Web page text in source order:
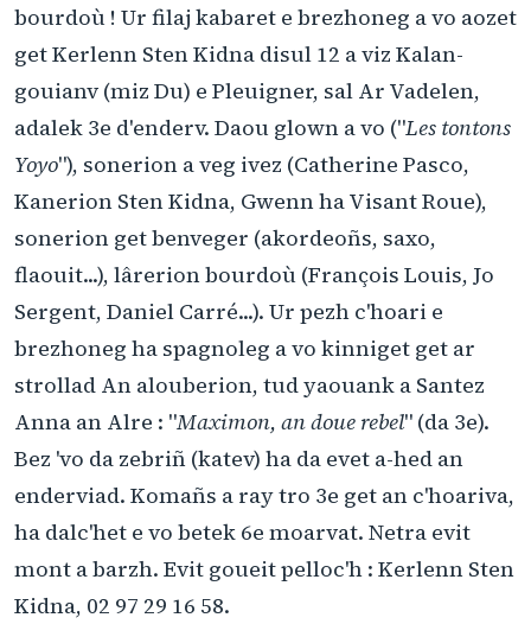
bourdoù ! Ur filaj kabaret e brezhoneg a vo aozet
get Kerlenn Sten Kidna disul 12 a viz Kalan-
gouianv (miz Du) e Pleuigner, sal Ar Vadelen,
adalek 3e d'enderv. Daou glown a vo ("Les tontons
Yoyo"), sonerion a veg ivez (Catherine Pasco,
Kanerion Sten Kidna, Gwenn ha Visant Roue),
sonerion get benveger (akordeoñs, saxo,
flaouit...), lârerion bourdoù (François Louis, Jo
Sergent, Daniel Carré...). Ur pezh c'hoari e
brezhoneg ha spagnoleg a vo kinniget get ar
strollad An alouberion, tud yaouank a Santez
Anna an Alre : "Maximon, an doue rebel" (da 3e).
Bez 'vo da zebriñ (katev) ha da evet a-hed an
enderviad. Komañs a ray tro 3e get an c'hoariva,
ha dalc'het e vo betek 6e moarvat. Netra evit
mont a barzh. Evit goueit pelloc'h : Kerlenn Sten
Kidna, 02 97 29 16 58.